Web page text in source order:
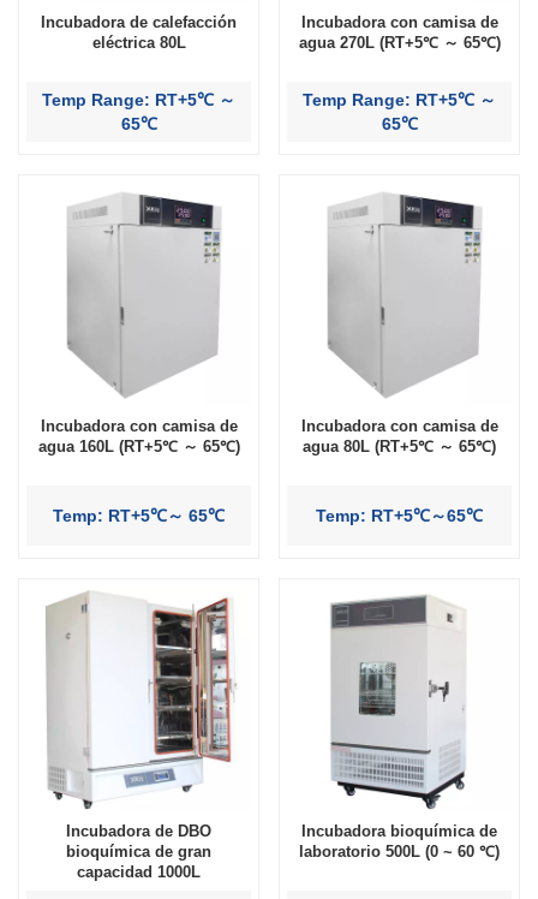
Incubadora de calefacción
eléctrica 80L
Temp Range: RT+5℃ ～
65℃
Incubadora con camisa de
agua 270L (RT+5℃ ～ 65℃)
Temp Range: RT+5℃ ～
65℃
Incubadora con camisa de
agua 160L (RT+5℃ ～ 65℃)
Temp: RT+5℃～ 65℃
Incubadora con camisa de
agua 80L (RT+5℃ ～ 65℃)
Temp: RT+5℃～65℃
Incubadora de DBO
bioquímica de gran
capacidad 1000L
Incubadora bioquímica de
laboratorio 500L (0 ~ 60 ℃)